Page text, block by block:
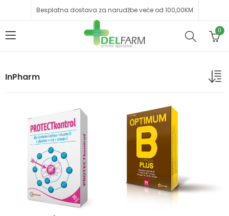
Besplatna dostava za narudžbe veće od 100,00KM
0
InPharm